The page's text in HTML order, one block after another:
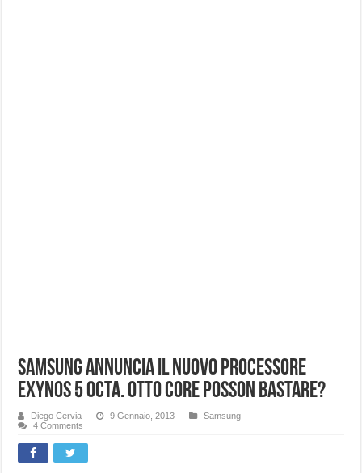
Samsung annuncia il nuovo processore
Exynos 5 OCTA. Otto core posson bastare?
Diego Cervia 9 Gennaio, 2013
Samsung
4 Comments